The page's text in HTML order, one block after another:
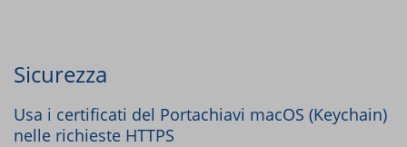
Sicurezza
Usa i certificati del Portachiavi macOS (Keychain)
nelle richieste HTTPS